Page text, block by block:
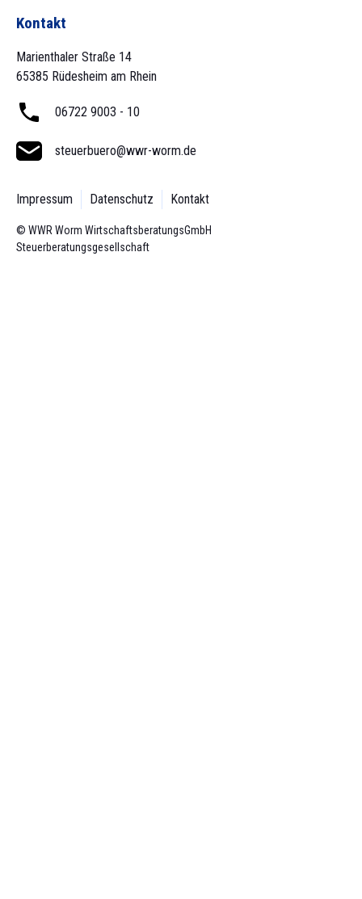
Kontakt
Marienthaler Straße 14
65385 Rüdesheim am Rhein
06722 9003 - 10
steuerbuero@wwr-worm.de
Impressum Datenschutz Kontakt
© WWR Worm Wirtschaftsberatungs­GmbH
Steuerberatungsgesellschaft